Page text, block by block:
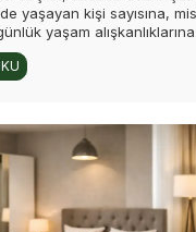
yaşayan kişi sayısına,
yaşam